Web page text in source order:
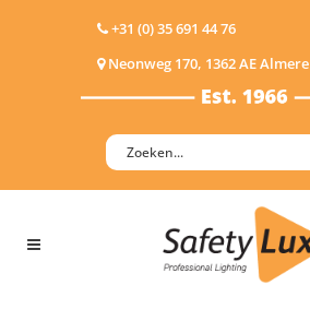
+31 (0) 35 691 44 76
Neonweg 170, 1362 AE Almere